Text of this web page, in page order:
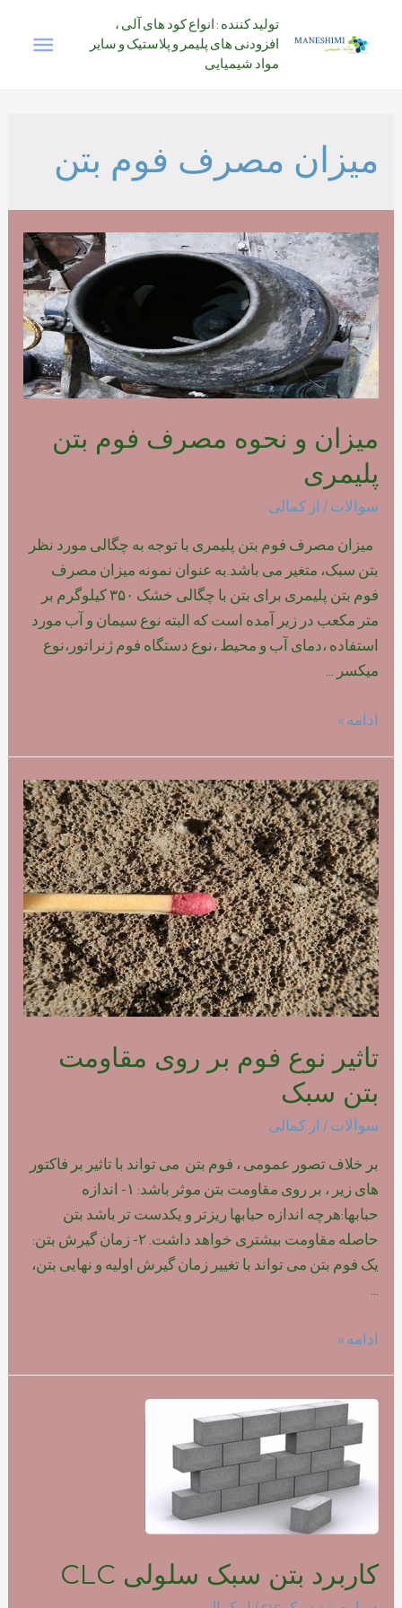
تولید کننده : انواع کود های آلی ،
افزودنی های پلیمر و پلاستیک و سایر
مواد شیمیایی
میزان مصرف فوم بتن
میزان و نحوه مصرف فوم بتن
پلیمری
سوالات / از کمالی
میزان مصرف فوم بتن پلیمری با توجه به چگالی مورد نظر
بتن سبک، متغیر می باشد.به عنوان نمونه میزان مصرف
فوم بتن پلیمری برای بتن با چگالی خشک ۳۵۰ کیلوگرم بر
متر مکعب در زیر آمده است که البته نوع سیمان و آب مورد
استفاده ،دمای آب و محیط ،نوع دستگاه فوم ژنراتور،نوع
میکسر …
میزان
مصرف
فوم
بتن
پلیمری
ادامه »
تاثیر نوع فوم بر روی مقاومت
بتن سبک
سوالات / از کمالی
بر خلاف تصور عمومی ، فوم بتن می تواند با تاثیر بر فاکتور
های زیر ، بر روی مقاومت بتن موثر باشد: ۱- اندازه
حبابها:هرچه اندازه حبابها ریزتر و یکدست تر باشد بتن
حاصله مقاومت بیشتری خواهد داشت. ۲- زمان گیرش بتن:
یک فوم بتن می تواند با تغییر زمان گیرش اولیه و نهایی بتن،
تاثیر
روی
مقاومت
بتن
ادامه »
کاربرد بتن سبک سلولی CLC